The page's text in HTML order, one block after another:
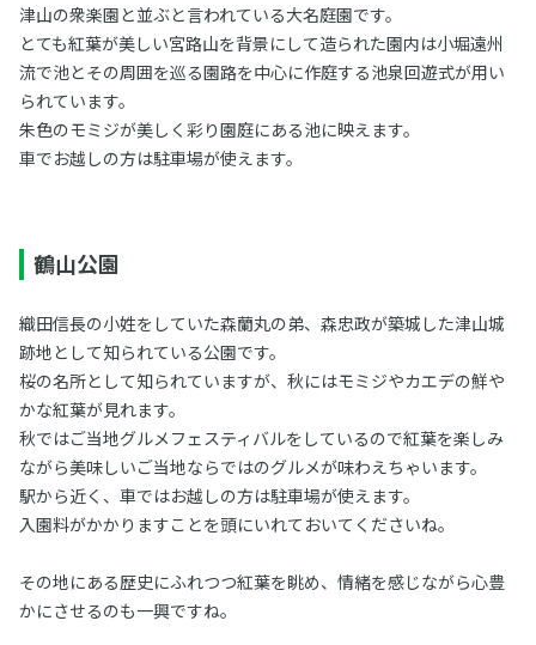
津山の衆楽園と並ぶと言われている大名庭園です。
とても紅葉が美しい宮路山を背景にして造られた園内は小堀遠州
流で池とその周囲を巡る園路を中心に作庭する池泉回遊式が用い
られています。
朱色のモミジが美しく彩り園庭にある池に映えます。
車でお越しの方は駐車場が使えます。
鶴山公園
織田信長の小姓をしていた森蘭丸の弟、森忠政が築城した津山城
跡地として知られている公園です。
桜の名所として知られていますが、秋にはモミジやカエデの鮮や
かな紅葉が見れます。
秋ではご当地グルメフェスティバルをしているので紅葉を楽しみ
ながら美味しいご当地ならではのグルメが味わえちゃいます。
駅から近く、車ではお越しの方は駐車場が使えます。
入園料がかかりますことを頭にいれておいてくださいね。
その地にある歴史にふれつつ紅葉を眺め、情緒を感じながら心豊
かにさせるのも一興ですね。